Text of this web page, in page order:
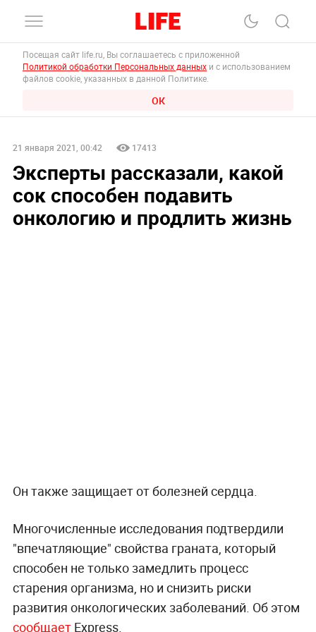
Посещая сайт life.ru, Вы соглашаетесь с приложенной
Политикой обработки Персональных данных и с использованием
файлов cookie, указанных в данной Политике.
ОК
21 января 2021, 00:42 17413
Эксперты рассказали, какой
сок способен подавить
онкологию и продлить жизнь
Он также защищает от болезней сердца.
Многочисленные исследования подтвердили
"впечатляющие" свойства граната, который
способен не только замедлить процесс
старения организма, но и снизить риски
развития онкологических заболеваний. Об этом
сообщаетExpress.